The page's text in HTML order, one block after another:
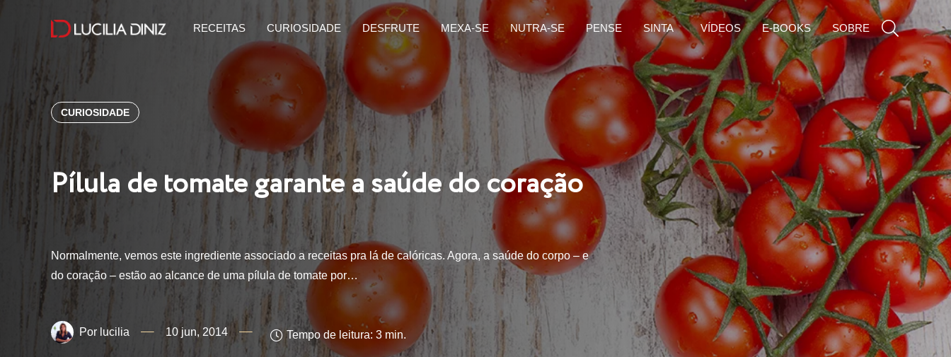
RECEITAS CURIOSIDADE DESFRUTE MEXA-SE NUTRA-SE PENSE SINTA VÍDEOS E-BOOKS SOBRE
CURIOSIDADE
Pílula de tomate garante a saúde do coração
Normalmente, vemos este ingrediente associado a receitas pra lá de calóricas. Agora, a saúde do corpo – e
do coração – estão ao alcance de uma pílula de tomate por…
lucilia 10 jun, 2014 Tempo de leitura: 3 min.